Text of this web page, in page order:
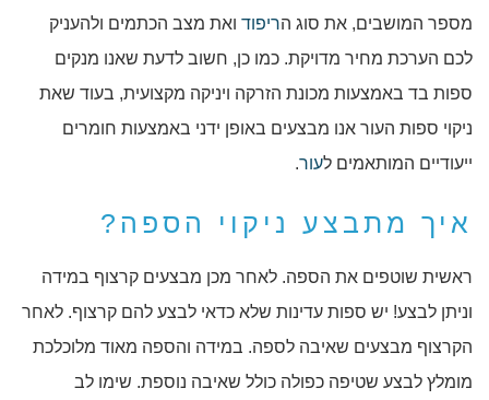
מספר המושבים, את סוג הריפוד ואת מצב הכתמים ולהעניק
לכם הערכת מחיר מדויקת. כמו כן, חשוב לדעת שאנו מנקים
ספות בד באמצעות מכונת הזרקה ויניקה מקצועית, בעוד שאת
ניקוי ספות העור אנו מבצעים באופן ידני באמצעות חומרים
ייעודיים המותאמים לעור.
איך מתבצע ניקוי הספה?
ראשית שוטפים את הספה. לאחר מכן מבצעים קרצוף במידה
וניתן לבצע! יש ספות עדינות שלא כדאי לבצע להם קרצוף. לאחר
הקרצוף מבצעים שאיבה לספה. במידה והספה מאוד מלוכלכת
מומלץ לבצע שטיפה כפולה כולל שאיבה נוספת. שימו לב